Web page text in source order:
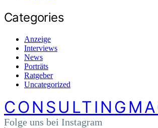
Categories
Anzeige
Interviews
News
Porträts
Ratgeber
Uncategorized
Folge uns bei Instagram